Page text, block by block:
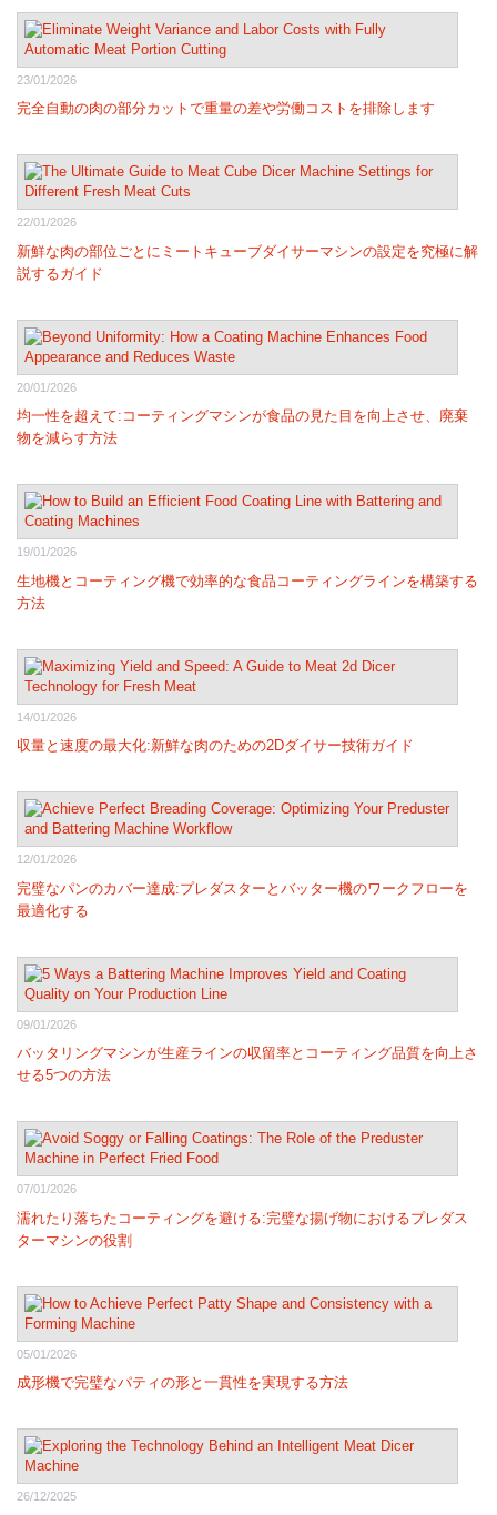
23/01/2026
完全自動の肉の部分カットで重量の差や労働コストを排除します
22/01/2026
新鮮な肉の部位ごとにミートキューブダイサーマシンの設定を究極に解
説するガイド
20/01/2026
均一性を超えて:コーティングマシンが食品の見た目を向上させ、廃棄
物を減らす方法
19/01/2026
生地機とコーティング機で効率的な食品コーティングラインを構築する
方法
14/01/2026
収量と速度の最大化:新鮮な肉のための2Dダイサー技術ガイド
12/01/2026
完璧なパンのカバー達成:プレダスターとバッター機のワークフローを
最適化する
09/01/2026
バッタリングマシンが生産ラインの収留率とコーティング品質を向上さ
せる5つの方法
07/01/2026
濡れたり落ちたコーティングを避ける:完璧な揚げ物におけるプレダス
ターマシンの役割
05/01/2026
成形機で完璧なパティの形と一貫性を実現する方法
26/12/2025